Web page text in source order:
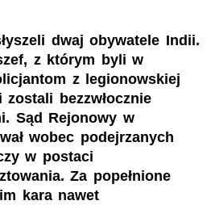
dwaj obywatele Indii.
z którym byli w
z legionowskiej
bezzwłocznie
Sąd Rejonowy w
wobec podejrzanych
w postaci
Za popełnione
kara nawet